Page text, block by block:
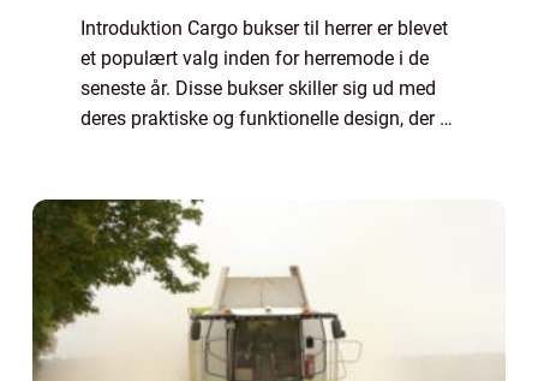
Introduktion Cargo bukser til herrer er blevet
et populært valg inden for herremode i de
seneste år. Disse bukser skiller sig ud med
deres praktiske og funktionelle design, der er